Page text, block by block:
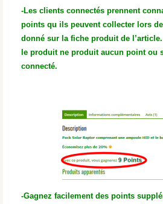
-Les clients connectés prennent
points qu ils peuvent collecter lors
donné sur la fiche produit de
le produit ne produit aucun point ou
connecté.
-Gagnez facilement des points